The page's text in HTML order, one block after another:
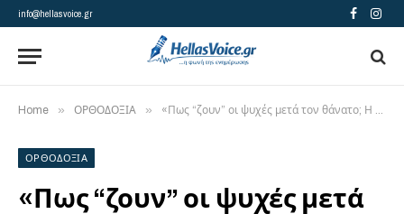
info@hellasvoice.gr Facebook
Home » ΟΡΘΟΔΟΞΙΑ » «Πως “ζουν” οι ψυχές μετά τον θάνατο; Η πνευματική πορεία από το σήμερα έως τη Δευτέρα Παρουσία»
ΟΡΘΟΔΟΞΙΑ
«Πως “ζουν” οι ψυχές μετά